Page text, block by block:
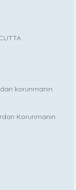
korunmanın
Korunmanın